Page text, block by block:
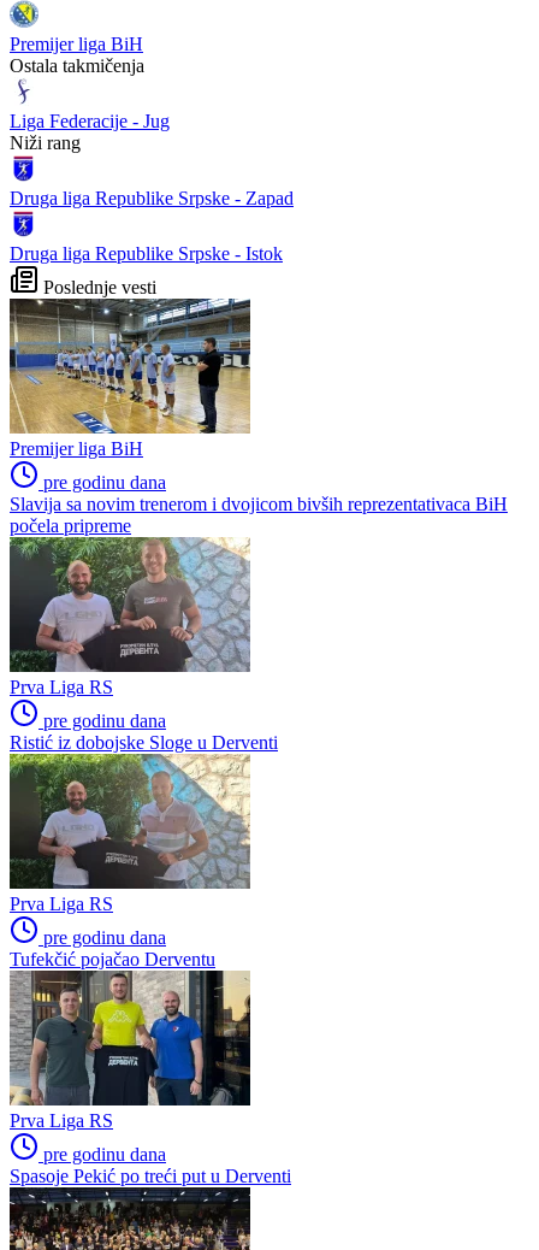
Premijer liga BiH
Ostala takmičenja
Liga Federacije - Jug
Niži rang
Druga liga Republike Srpske - Zapad
Druga liga Republike Srpske - Istok
Poslednje vesti
Premijer liga BiH
pre godinu dana
Slavija sa novim trenerom i dvojicom bivših reprezentativaca BiH
počela pripreme
Prva Liga RS
pre godinu dana
Ristić iz dobojske Sloge u Derventi
Prva Liga RS
pre godinu dana
Tufekčić pojačao Derventu
Prva Liga RS
pre godinu dana
Spasoje Pekić po treći put u Derventi